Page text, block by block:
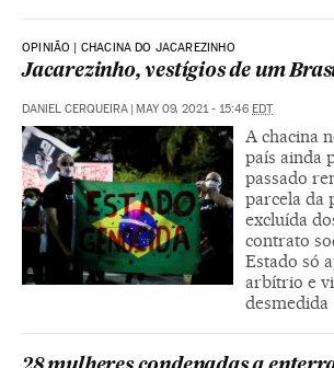
OPINIÃO | CHACINA DO JACAREZINHO
Jacarezinho, vestígios de um
DANIEL CERQUEIRA | MAY 09, 2021 - 15:46 EDT
A chacina
país ainda
passado
parcela da
excluída
contrato
Estado só
arbítrio e
desmedida